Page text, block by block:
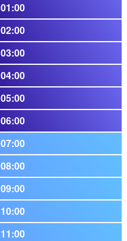
01:00
02:00
03:00
04:00
05:00
06:00
07:00
08:00
09:00
10:00
11:00